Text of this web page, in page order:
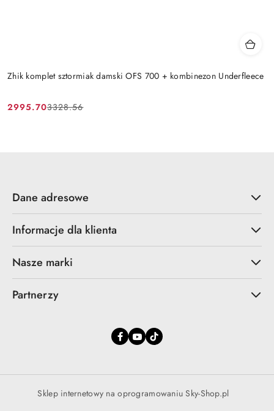
Zhik komplet sztormiak damski OFS 700 + kombinezon Underfleece
Cena
2995.70
Cena
3328.56
Dane adresowe
Informacje dla klienta
Nasze marki
Partnerzy
Sklep internetowy na oprogramowaniu Sky-Shop.pl